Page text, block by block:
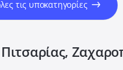
τις υποκατηγορίες